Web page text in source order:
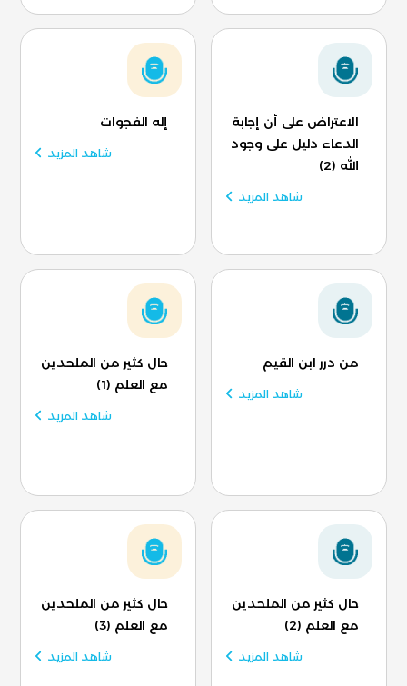
الاعتراض على أن إجابة
الدعاء دليل على وجود
الله (2)
شاهد المزيد
إله الفجوات
شاهد المزيد
من درر ابن القيم
شاهد المزيد
حال كثير من الملحدين
مع العلم (1)
شاهد المزيد
حال كثير من الملحدين
مع العلم (2)
شاهد المزيد
حال كثير من الملحدين
مع العلم (3)
شاهد المزيد